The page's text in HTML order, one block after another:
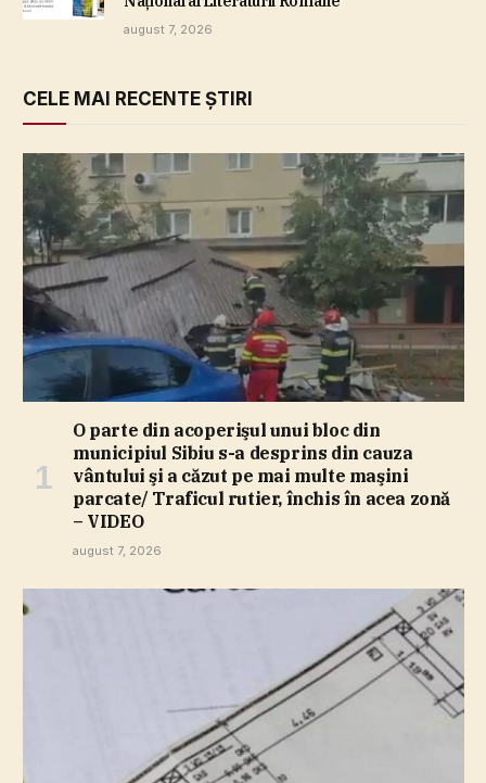
august 7, 2026
CELE MAI RECENTE ȘTIRI
O parte din acoperişul unui bloc din
municipiul Sibiu s-a desprins din cauza
vântului şi a căzut pe mai multe maşini
parcate/ Traficul rutier, închis în acea zonă
– VIDEO
august 7, 2026